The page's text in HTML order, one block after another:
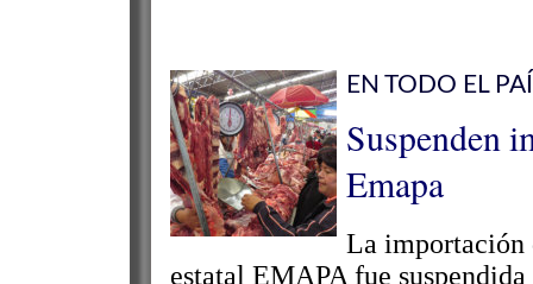
EN TODO EL
Suspenden
Emapa
La importación
estatal EMAPA fue